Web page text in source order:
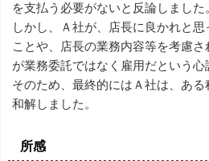
を支払う必要がないと反論しました
しかし、Ａ社が、店長に良かれと
ことや、店長の業務内容等を考慮
が業務委託ではなく雇用だという心
そのため、最終的にはＡ社は、あ
和解しました。
所感